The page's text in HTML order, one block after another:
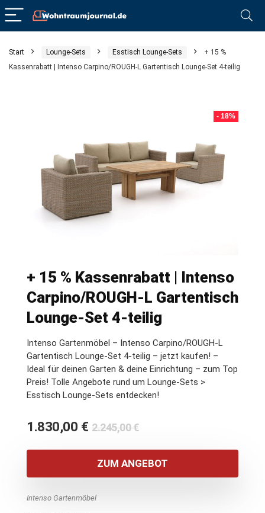
Start Lounge-Sets Esstisch Lounge-Sets
+ 15 %
Kassenrabatt | Intenso Carpino/ROUGH-L Gartentisch Lounge-Set 4-teilig
- 18%
+ 15 % Kassenrabatt | Intenso
Carpino/ROUGH-L Gartentisch
Lounge-Set 4-teilig
Intenso Gartenmöbel – Intenso Carpino/ROUGH-L
Gartentisch Lounge-Set 4-teilig – jetzt kaufen! –
Ideal für deinen Garten & deine Einrichtung – zum Top
Preis! Tolle Angebote rund um Lounge-Sets >
Esstisch Lounge-Sets entdecken!
2.245,00€Ursprünglicher
war:
2.245,00 €
1.830,00 €
Aktueller
ist:
1.830,00 €.
ZUM ANGEBOT
Intenso Gartenmöbel